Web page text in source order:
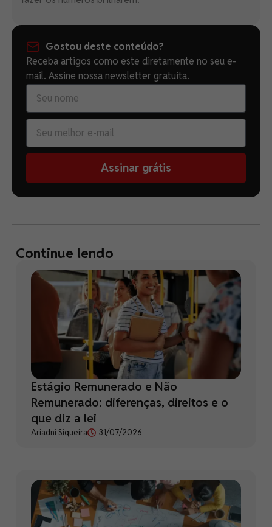
Gostou deste conteúdo?
Receba artigos como este diretamente no seu e-
mail. Assine nossa newsletter gratuita.
Assinar grátis
Continue lendo
Estágio Remunerado e Não
Remunerado: diferenças, direitos e o
que diz a lei
Ariadni Siqueira 31/07/2026